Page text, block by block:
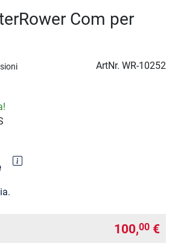
Com per
ArtNr. WR-10252
100,00 €